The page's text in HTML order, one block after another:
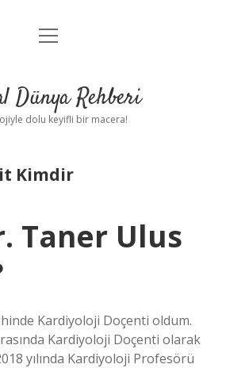
Anasayfa
Yasal Uyarı
menüyü
Dünya Rehberi
dolu keyifli bir macera!
Kimdir
Taner Ulus
Kardiyoloji Doçenti oldum.
Kardiyoloji Doçenti olarak
yılında Kardiyoloji Profesörü